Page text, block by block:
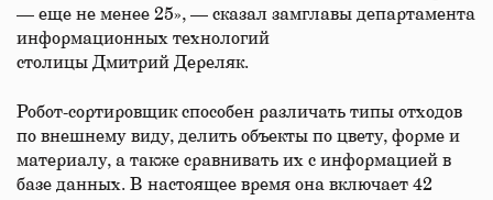
— еще не менее 25», — сказал замглавы департамента
информационных технологий
столицы Дмитрий Дереляк.
Робот-сортировщик способен различать типы отходов
по внешнему виду, делить объекты по цвету, форме и
материалу, а также сравнивать их с информацией в
базе данных. В настоящее время она включает 42